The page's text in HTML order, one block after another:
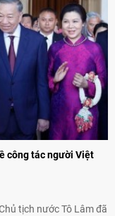
khí hạt nhân của Việt
công tác người Việt
tịch nước Tô Lâm đã